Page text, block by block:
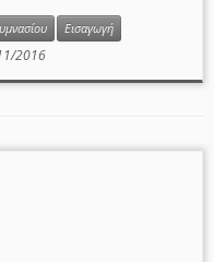
Εισαγωγή
2016